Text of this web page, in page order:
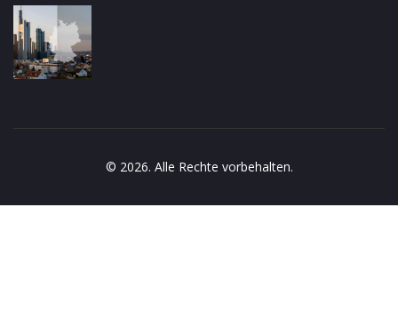
© 2026. Alle Rechte vorbehalten.